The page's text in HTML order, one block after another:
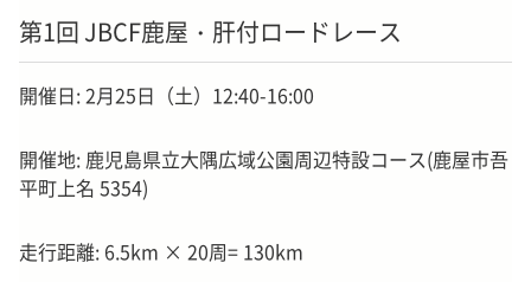
第1回 JBCF鹿屋・肝付ロードレース
開催日: 2月25日（土）12:40-16:00
開催地: 鹿児島県立大隅広域公園周辺特設コース(鹿屋市吾
平町上名 5354)
走行距離: 6.5km × 20周= 130km